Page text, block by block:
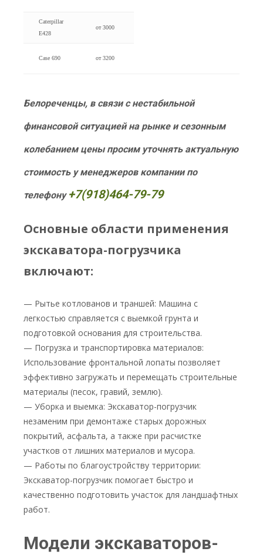
Caterpillar
E428
от 3000
Case 690 от 3200
Белореченцы, в связи с нестабильной
финансовой ситуацией на рынке и сезонным
колебанием цены просим уточнять актуальную
стоимость у менеджеров компании по
телефону +7(918)464-79-79
Основные области применения
экскаватора-погрузчика
включают:
— Рытье котлованов и траншей: Машина с
легкостью справляется с выемкой грунта и
подготовкой основания для строительства.
— Погрузка и транспортировка материалов:
Использование фронтальной лопаты позволяет
эффективно загружать и перемещать строительные
материалы (песок, гравий, землю).
— Уборка и выемка: Экскаватор-погрузчик
незаменим при демонтаже старых дорожных
покрытий, асфальта, а также при расчистке
участков от лишних материалов и мусора.
— Работы по благоустройству территории:
Экскаватор-погрузчик помогает быстро и
качественно подготовить участок для ландшафтных
работ.
Модели экскаваторов-